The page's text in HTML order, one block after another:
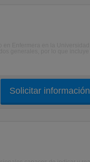
Solicitar información